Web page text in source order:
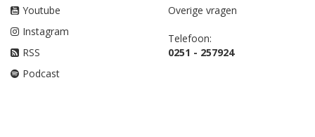
Youtube
Instagram
RSS
Podcast
Overige vragen
Telefoon:
0251 - 257924